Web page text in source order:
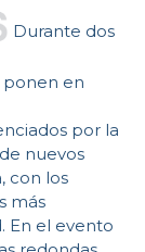
Durante dos
ponen en
por la
nuevos
con los
más
En el evento